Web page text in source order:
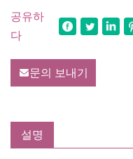
공유하
다
문의 보내기
설명